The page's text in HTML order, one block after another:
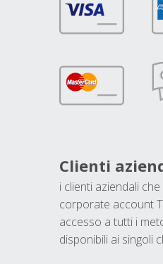
Clienti
i clienti aziendali
corporate account
accesso a tutti i
disponibili ai singoli